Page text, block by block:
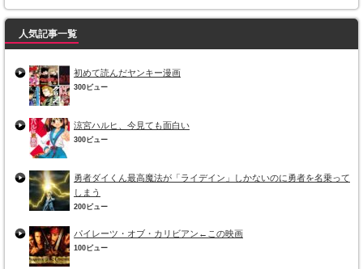
人気記事一覧
初めて読んだヤンキー漫画
300ビュー
涼宮ハルヒ、今見ても面白い
300ビュー
勇者ダイくん最高魔法が「ライデイン」しかないのに勇者を名乗って
しまう
200ビュー
パイレーツ・オブ・カリビアン←この映画
100ビュー